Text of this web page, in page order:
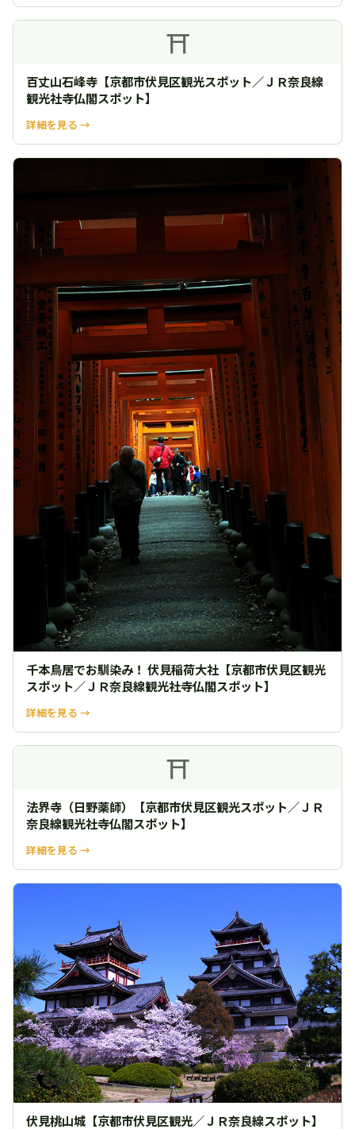
⛩
百丈山石峰寺【京都市伏見区観光スポット／ＪＲ奈良線
観光社寺仏閣スポット】
詳細を見る →
千本鳥居でお馴染み！ 伏見稲荷大社【京都市伏見区観光
スポット／ＪＲ奈良線観光社寺仏閣スポット】
詳細を見る →
⛩
法界寺（日野薬師）【京都市伏見区観光スポット／ＪＲ
奈良線観光社寺仏閣スポット】
詳細を見る →
伏見桃山城【京都市伏見区観光／ＪＲ奈良線スポット】